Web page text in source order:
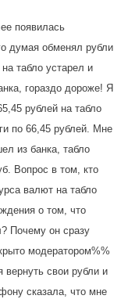
появилась
думая обменял рубли
табло устарел и
гораздо дороже! Я
рублей на табло
по 66,45 рублей. Мне
из банка, табло
Вопрос в том, кто
валют на табло
о том, что
Почему он сразу
модератором%%
свои рубли и
сказала, что мне